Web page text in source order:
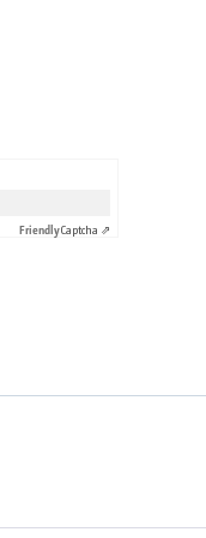
FriendlyCaptcha ⇗